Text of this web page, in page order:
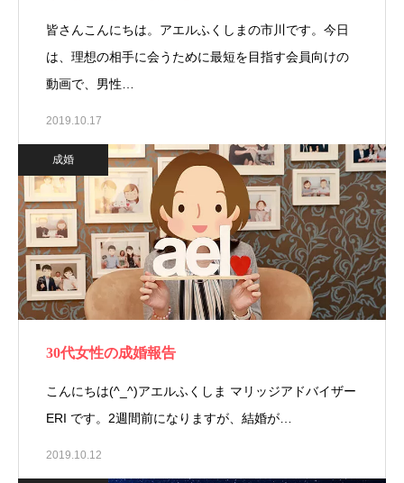
皆さんこんにちは。アエルふくしまの市川です。今日
は、理想の相手に会うために最短を目指す会員向けの
動画で、男性…
2019.10.17
成婚
30代女性の成婚報告
こんにちは(^_^)アエルふくしま マリッジアドバイザー
ERI です。2週間前になりますが、結婚が…
2019.10.12